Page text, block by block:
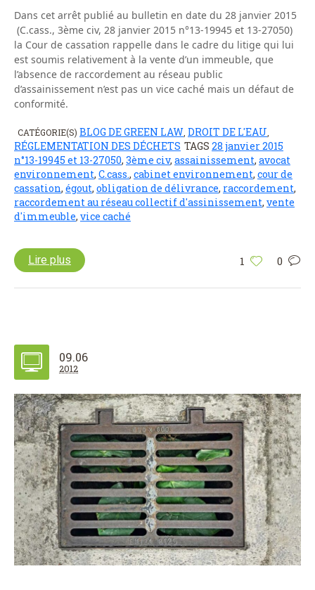
Dans cet arrêt publié au bulletin en date du 28 janvier 2015
(C.cass., 3ème civ, 28 janvier 2015 n°13-19945 et 13-27050)
la Cour de cassation rappelle dans le cadre du litige qui lui
est soumis relativement à la vente d’un immeuble, que
l’absence de raccordement au réseau public
d’assainissement n’est pas un vice caché mais un défaut de
conformité.
CATÉGORIE(S) BLOG DE GREEN LAW DROIT DE L'EAU
RÉGLEMENTATION DES DÉCHETS TAGS 28 janvier 2015
n°13-19945 et 13-27050, 3ème civ, assainissement, avocat
environnement, C.cass., cabinet environnement, cour de
cassation, égout, obligation de délivrance, raccordement,
raccordement au réseau collectif d'assinissement, vente
d'immeuble, vice caché
1 0
Lire plus
09.06
2012